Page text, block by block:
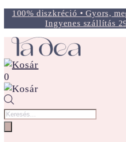
100% diszkréció • Gyors,
Ingyenes szállítás
0
Products
search